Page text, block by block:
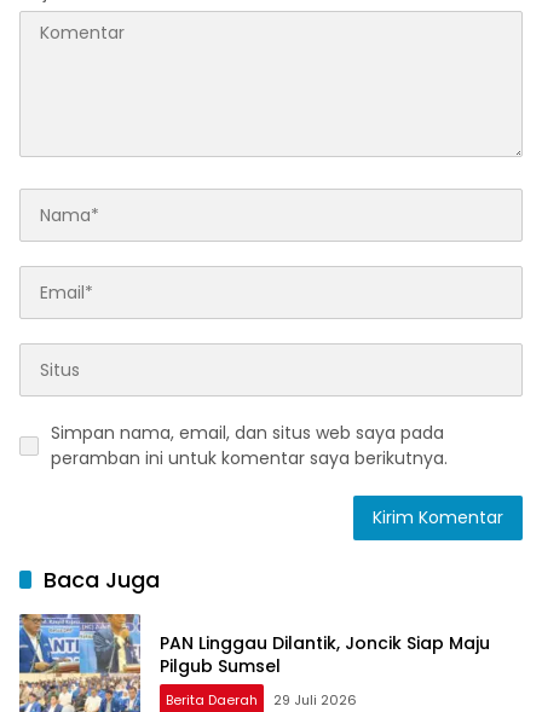
Simpan nama, email, dan situs web saya pada
peramban ini untuk komentar saya berikutnya.
Baca Juga
PAN Linggau Dilantik, Joncik Siap Maju
Pilgub Sumsel
Berita Daerah 29 Juli 2026